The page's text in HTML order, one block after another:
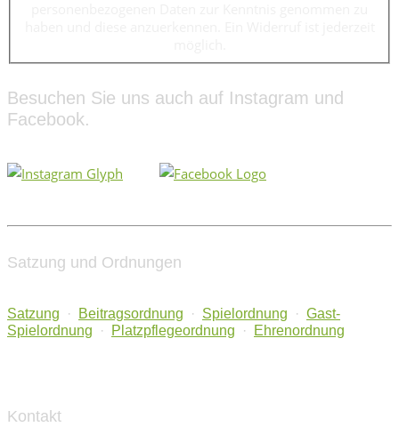
Besuchen Sie uns auch auf Instagram und
Facebook.
Satzung und Ordnungen
Satzung · Beitragsordnung · Spielordnung · Gast-
Spielordnung
· Platzpflegeordnung · Ehrenordnung
Kontakt